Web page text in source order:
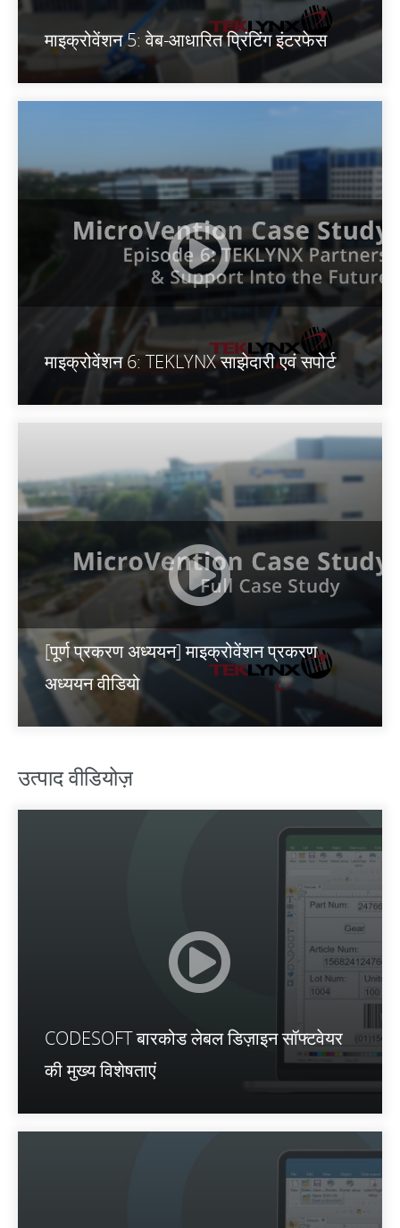
माइक्रोवेंशन 5: वेब-आधारित प्रिंटिंग इंटरफेस
माइक्रोवेंशन 6: TEKLYNX साझेदारी एवं सपोर्ट
[पूर्ण प्रकरण अध्ययन] माइक्रोवेंशन प्रकरण
अध्ययन वीडियो
उत्पाद वीडियोज़
CODESOFT बारकोड लेबल डिज़ाइन सॉफ्टवेयर
की मुख्य विशेषताएं